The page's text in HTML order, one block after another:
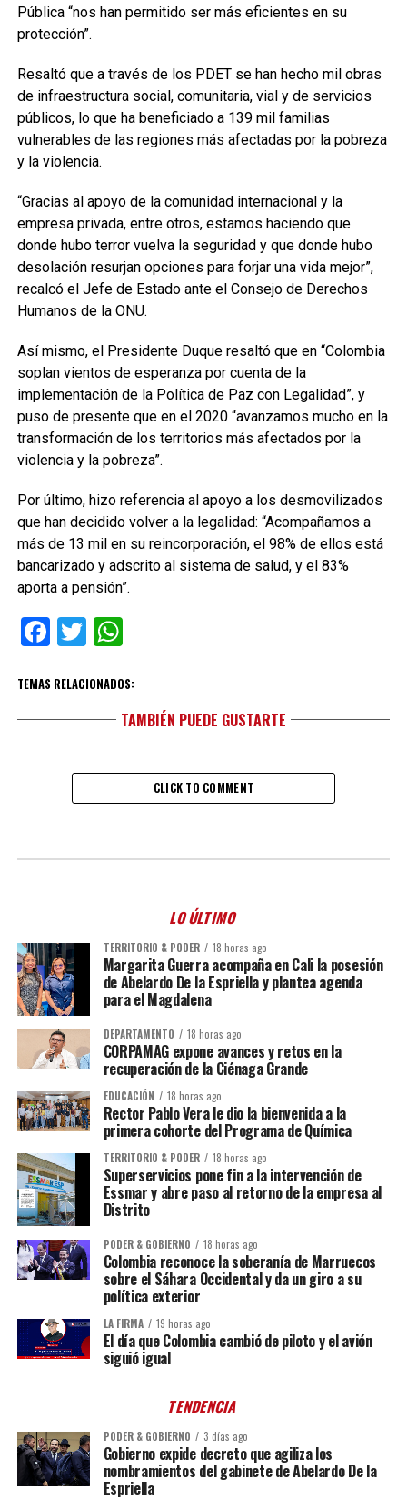
Pública “nos han permitido ser más eficientes en su
protección”.
Resaltó que a través de los PDET se han hecho mil obras
de infraestructura social, comunitaria, vial y de servicios
públicos, lo que ha beneficiado a 139 mil familias
vulnerables de las regiones más afectadas por la pobreza
y la violencia.
“Gracias al apoyo de la comunidad internacional y la
empresa privada, entre otros, estamos haciendo que
donde hubo terror vuelva la seguridad y que donde hubo
desolación resurjan opciones para forjar una vida mejor”,
recalcó el Jefe de Estado ante el Consejo de Derechos
Humanos de la ONU.
Así mismo, el Presidente Duque resaltó que en “Colombia
soplan vientos de esperanza por cuenta de la
implementación de la Política de Paz con Legalidad”, y
puso de presente que en el 2020 “avanzamos mucho en la
transformación de los territorios más afectados por la
violencia y la pobreza”.
Por último, hizo referencia al apoyo a los desmovilizados
que han decidido volver a la legalidad: “Acompañamos a
más de 13 mil en su reincorporación, el 98% de ellos está
bancarizado y adscrito al sistema de salud, y el 83%
aporta a pensión”.
Facebook
TwitterWhatsApp
TEMAS RELACIONADOS:
TAMBIÉN PUEDE GUSTARTE
CLICK TO COMMENT
LO ÚLTIMO
TERRITORIO & PODER 18 horas ago
Margarita Guerra acompaña en Cali la posesión
de Abelardo De la Espriella y plantea agenda
para el Magdalena
DEPARTAMENTO 18 horas ago
CORPAMAG expone avances y retos en la
recuperación de la Ciénaga Grande
EDUCACIÓN 18 horas ago
Rector Pablo Vera le dio la bienvenida a la
primera cohorte del Programa de Química
TERRITORIO & PODER 18 horas ago
Superservicios pone fin a la intervención de
Essmar y abre paso al retorno de la empresa al
Distrito
PODER & GOBIERNO 18 horas ago
Colombia reconoce la soberanía de Marruecos
sobre el Sáhara Occidental y da un giro a su
política exterior
LA FIRMA 19 horas ago
El día que Colombia cambió de piloto y el avión
siguió igual
TENDENCIA
PODER & GOBIERNO 3 días ago
Gobierno expide decreto que agiliza los
nombramientos del gabinete de Abelardo De la
Espriella